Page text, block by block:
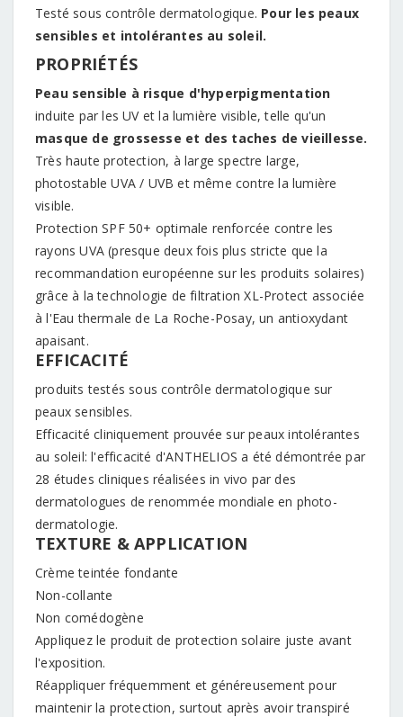
Testé sous contrôle dermatologique. Pour les peaux
sensibles et intolérantes au soleil.
PROPRIÉTÉS
Peau sensible à risque d'hyperpigmentation
induite par les UV et la lumière visible, telle qu'un
masque de grossesse et des taches de vieillesse.
Très haute protection, à large spectre large,
photostable UVA / UVB et même contre la lumière
visible.
Protection SPF 50+ optimale renforcée contre les
rayons UVA (presque deux fois plus stricte que la
recommandation européenne sur les produits solaires)
grâce à la technologie de filtration XL-Protect associée
à l'Eau thermale de La Roche-Posay, un antioxydant
apaisant.
EFFICACITÉ
produits testés sous contrôle dermatologique sur
peaux sensibles.
Efficacité cliniquement prouvée sur peaux intolérantes
au soleil: l'efficacité d'ANTHELIOS a été démontrée par
28 études cliniques réalisées in vivo par des
dermatologues de renommée mondiale en photo-
dermatologie.
TEXTURE & APPLICATION
Crème teintée fondante
Non-collante
Non comédogène
Appliquez le produit de protection solaire juste avant
l'exposition.
Réappliquer fréquemment et généreusement pour
maintenir la protection, surtout après avoir transpiré